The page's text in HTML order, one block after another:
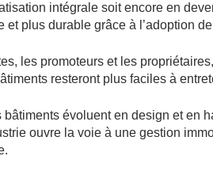
intégrale soit encore en
et plus durable grâce à l’adoption
les promoteurs et les
resteront plus faciles à
bâtiments évoluent en design et en
ouvre la voie à une gestion